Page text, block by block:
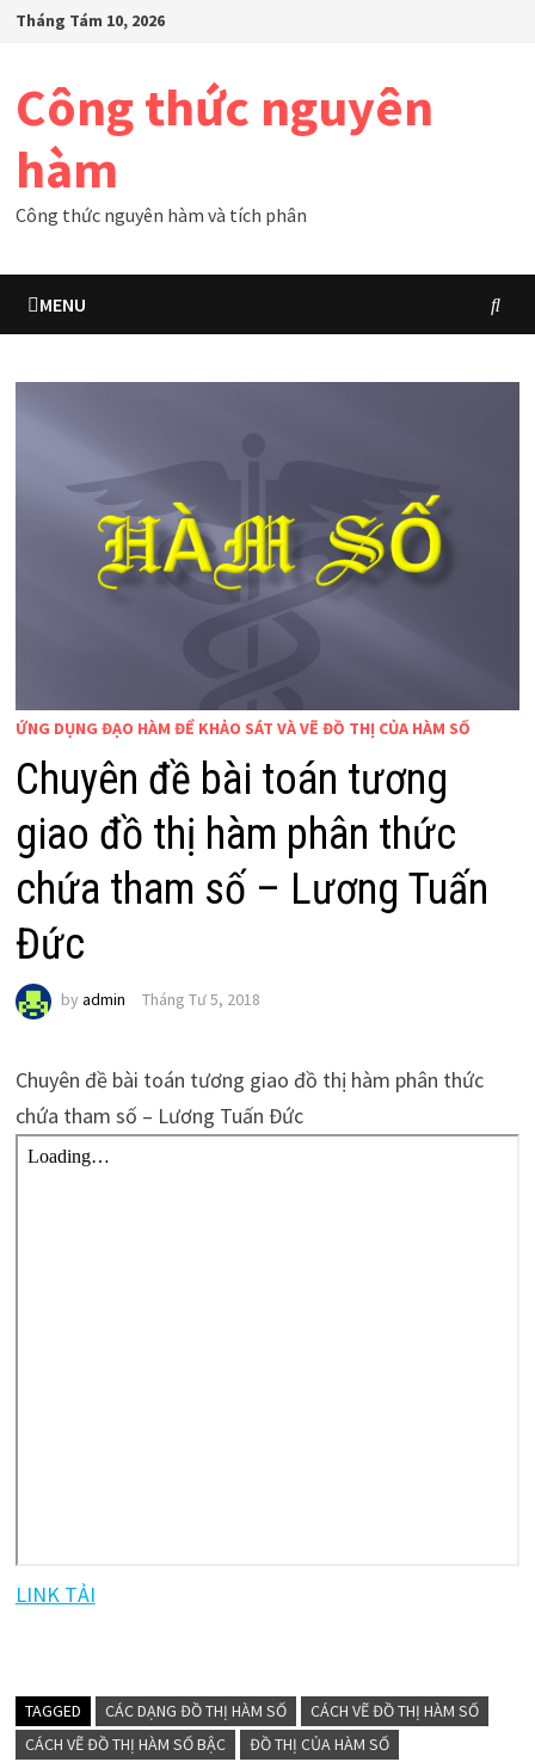
SkipTháng Tám 10, 2026
Công thức nguyên
hàm
Công thức nguyên hàm và tích phân
MENU
ỨNG DỤNG ĐẠO HÀM ĐỂ KHẢO SÁT VÀ VẼ ĐỒ THỊ CỦA HÀM SỐ
Chuyên đề bài toán tương
giao đồ thị hàm phân thức
chứa tham số – Lương Tuấn
Đức
by admin Tháng Tư 5, 2018
Chuyên đề bài toán tương giao đồ thị hàm phân thức
chứa tham số – Lương Tuấn Đức
LINK TẢI
TAGGED CÁC DẠNG ĐỒ THỊ HÀM SỐ
CÁCH VẼ ĐỒ THỊ HÀM SỐ
CÁCH VẼ ĐỒ THỊ HÀM SỐ BẬC
ĐỒ THỊ CỦA HÀM SỐ